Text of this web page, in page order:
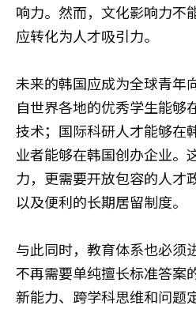
响力。然而，文化影响力不
应转化为人才吸引力。
未来的韩国应成为全球青年
自世界各地的优秀学生能够
技术；国际科研人才能够在
业者能够在韩国创办企业。
力，更需要开放包容的人才
以及便利的长期居留制度。
与此同时，教育体系也必须
不再需要单纯擅长标准答案
新能力、跨学科思维和问题